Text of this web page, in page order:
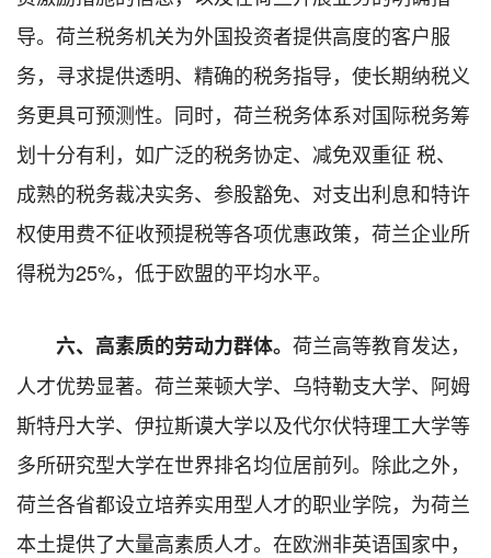
导。荷兰税务机关为外国投资者提供高度的客户服
务，寻求提供透明、精确的税务指导，使长期纳税义
务更具可预测性。同时，荷兰税务体系对国际税务筹
划十分有利，如广泛的税务协定、减免双重征 税、
成熟的税务裁决实务、参股豁免、对支出利息和特许
权使用费不征收预提税等各项优惠政策，荷兰企业所
得税为25%，低于欧盟的平均水平。
六、高素质的劳动力群体。 荷兰高等教育发达，
人才优势显著。荷兰莱顿大学、乌特勒支大学、阿姆
斯特丹大学、伊拉斯谟大学以及代尔伏特理工大学等
多所研究型大学在世界排名均位居前列。除此之外，
荷兰各省都设立培养实用型人才的职业学院，为荷兰
本土提供了大量高素质人才。在欧洲非英语国家中，